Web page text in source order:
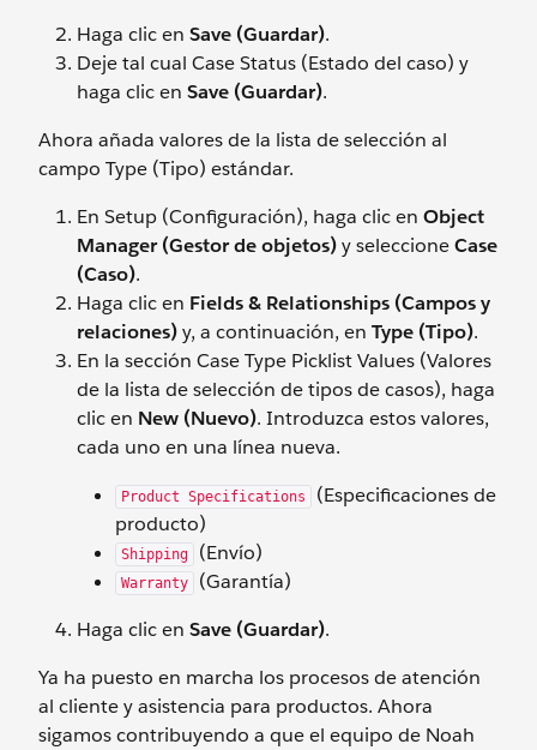
Haga clic en Save (Guardar).
Deje tal cual Case Status (Estado del caso) y
haga clic en Save (Guardar).
Ahora añada valores de la lista de selección al
campo Type (Tipo) estándar.
En Setup (Configuración), haga clic en Object
Manager (Gestor de objetos)y seleccioneCase
(Caso).
Haga clic en Fields & Relationships (Campos y
relaciones)y, a continuación, en Type (Tipo).
En la sección Case Type Picklist Values (Valores
de la lista de selección de tipos de casos), haga
clic en New (Nuevo). Introduzca estos valores,
cada uno en una línea nueva.
Product Specifications
(Especificaciones de
producto)
Shipping (Envío)
Warranty
(Garantía)
Haga clic en Save (Guardar).
Ya ha puesto en marcha los procesos de atención
al cliente y asistencia para productos. Ahora
sigamos contribuyendo a que el equipo de Noah